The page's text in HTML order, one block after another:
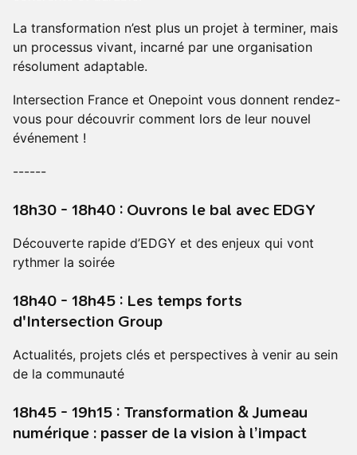
La transformation n’est plus un projet à terminer, mais
un processus vivant, incarné par une organisation
résolument adaptable.
Intersection France et Onepoint vous donnent rendez-
vous pour découvrir comment lors de leur nouvel
événement !
------
18h30 - 18h40 : Ouvrons le bal avec EDGY
Découverte rapide d’EDGY et des enjeux qui vont
rythmer la soirée
18h40 - 18h45 : Les temps forts
d'Intersection Group
Actualités, projets clés et perspectives à venir au sein
de la communauté
18h45 - 19h15 : Transformation & Jumeau
numérique : passer de la vision à l’impact